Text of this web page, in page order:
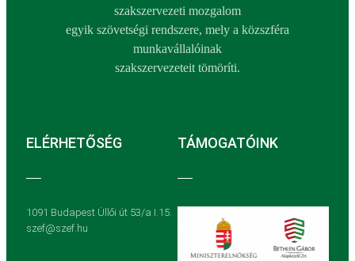
szakszervezeti mozgalom
egyik szövetségi rendszere, mely a közszféra
munkavállalóinak
szakszervezeteit tömöríti.
ELÉRHETŐSÉG
1091 Budapest Üllői út 53/a I.15.
szef@szef.hu
TÁMOGATÓINK